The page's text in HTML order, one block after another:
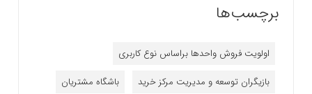
برچسب‌ها
اولویت فروش واحدها براساس نوع کاربری
بازیگران توسعه و مدیریت مرکز خرید
باشگاه مشتریان